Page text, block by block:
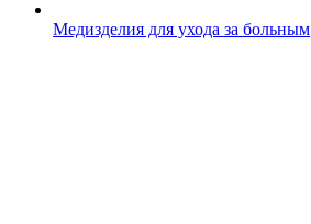
Медизделия для ухода за больным